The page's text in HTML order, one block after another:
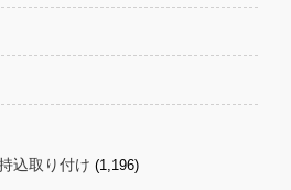
込取り付け (1,196)